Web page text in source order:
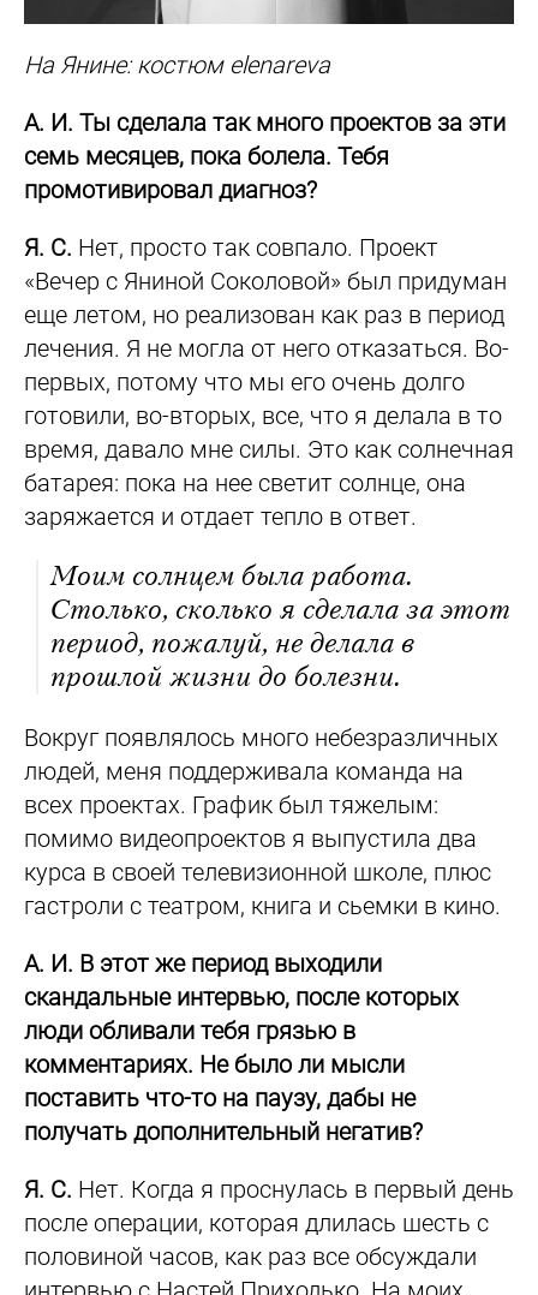
На Янине: костюм elenareva
А. И. Ты сделала так много проектов за эти
семь месяцев, пока болела. Тебя
промотивировал диагноз?
Я. С. Нет, просто так совпало. Проект
«Вечер с Яниной Соколовой» был придуман
еще летом, но реализован как раз в период
лечения. Я не могла от него отказаться. Во-
первых, потому что мы его очень долго
готовили, во-вторых, все, что я делала в то
время, давало мне силы. Это как солнечная
батарея: пока на нее светит солнце, она
заряжается и отдает тепло в ответ.
Моим солнцем была работа.
Столько, сколько я сделала за этот
период, пожалуй, не делала в
прошлой жизни до болезни.
Вокруг появлялось много небезразличных
людей, меня поддерживала команда на
всех проектах. График был тяжелым:
помимо видеопроектов я выпустила два
курса в своей телевизионной школе, плюс
гастроли с театром, книга и сьемки в кино.
А. И. В этот же период выходили
скандальные интервью, после которых
люди обливали тебя грязью в
комментариях. Не было ли мысли
поставить что-то на паузу, дабы не
получать дополнительный негатив?
Я. С. Нет. Когда я проснулась в первый день
после операции, которая длилась шесть с
половиной часов, как раз все обсуждали